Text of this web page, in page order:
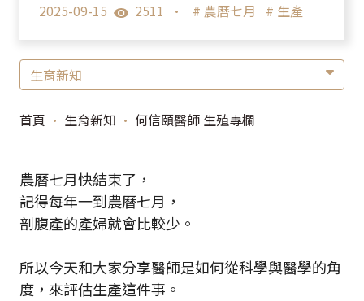
2025-09-15 2511 • # 農曆七月 # 生產
生育新知
首頁 • 生育新知 • 何信頤醫師 生殖專欄
農曆七月快結束了，
記得每年一到農曆七月，
剖腹產的產婦就會比較少。
所以今天和大家分享醫師是如何從科學與醫學的角
度，來評估生產這件事。